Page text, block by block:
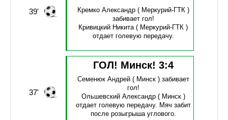
39' Кремко Александр( Меркурий-ГТК )
забивает гол!
Кривицкий Никита( Меркурий-ГТК )
отдает голевую передачу.
37'
ГОЛ! Минск! 3:4
Семенюк Андрей( Минск ) забивает
гол!
Ольшевский Александр( Минск )
отдает голевую передачу. Мяч забит
после розыгрыша углового.